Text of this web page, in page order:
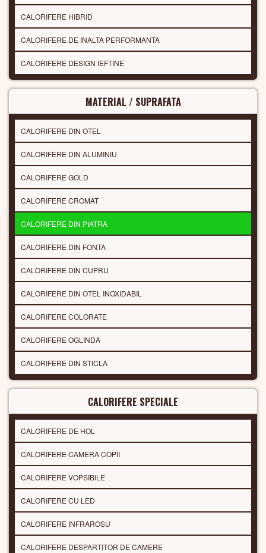
CALORIFERE HIBRID
CALORIFERE DE INALTA PERFORMANTA
CALORIFERE DESIGN IEFTINE
MATERIAL / SUPRAFATA
CALORIFERE DIN OTEL
CALORIFERE DIN ALUMINIU
CALORIFERE GOLD
CALORIFERE CROMAT
CALORIFERE DIN PIATRA
CALORIFERE DIN FONTA
CALORIFERE DIN CUPRU
CALORIFERE DIN OTEL INOXIDABIL
CALORIFERE COLORATE
CALORIFERE OGLINDA
CALORIFERE DIN STICLA
CALORIFERE SPECIALE
CALORIFERE DE HOL
CALORIFERE CAMERA COPII
CALORIFERE VOPSIBILE
CALORIFERE CU LED
CALORIFERE INFRAROSU
CALORIFERE DESPARTITOR DE CAMERE